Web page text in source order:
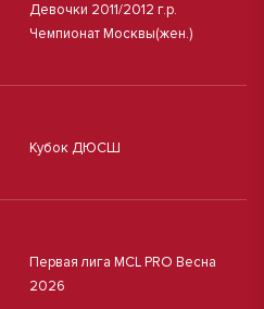
Девочки 2011/2012 г.р.
Чемпионат Москвы(жен.)
Кубок ДЮСШ
Первая лига MCL PRO Весна
2026